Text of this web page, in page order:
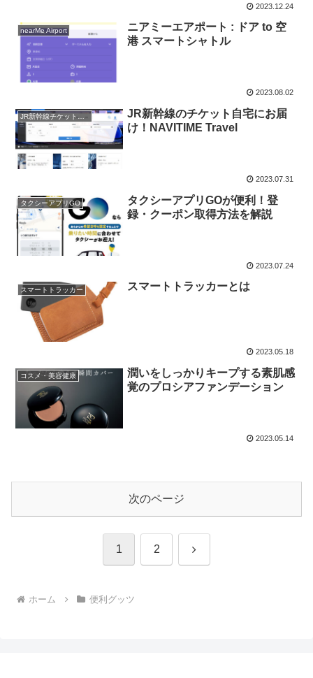
2023.12.24
nearMe Airport
ニアミーエアポート : ドア to 空
港 スマートシャトル
2023.08.02
JR新幹線チケット予約
JR新幹線のチケット自宅にお届
け！NAVITIME Travel
2023.07.31
タクシーアプリGO
タクシーアプリGOが便利！登
録・クーポン取得方法を解説
2023.07.24
スマートトラッカー スマートトラッカーとは
2023.05.18
コスメ・美容健康
潤いをしっかりキープする素肌感
覚のプロシアファンデーション
2023.05.14
次のページ
1 2 次
ホーム 便利グッツ